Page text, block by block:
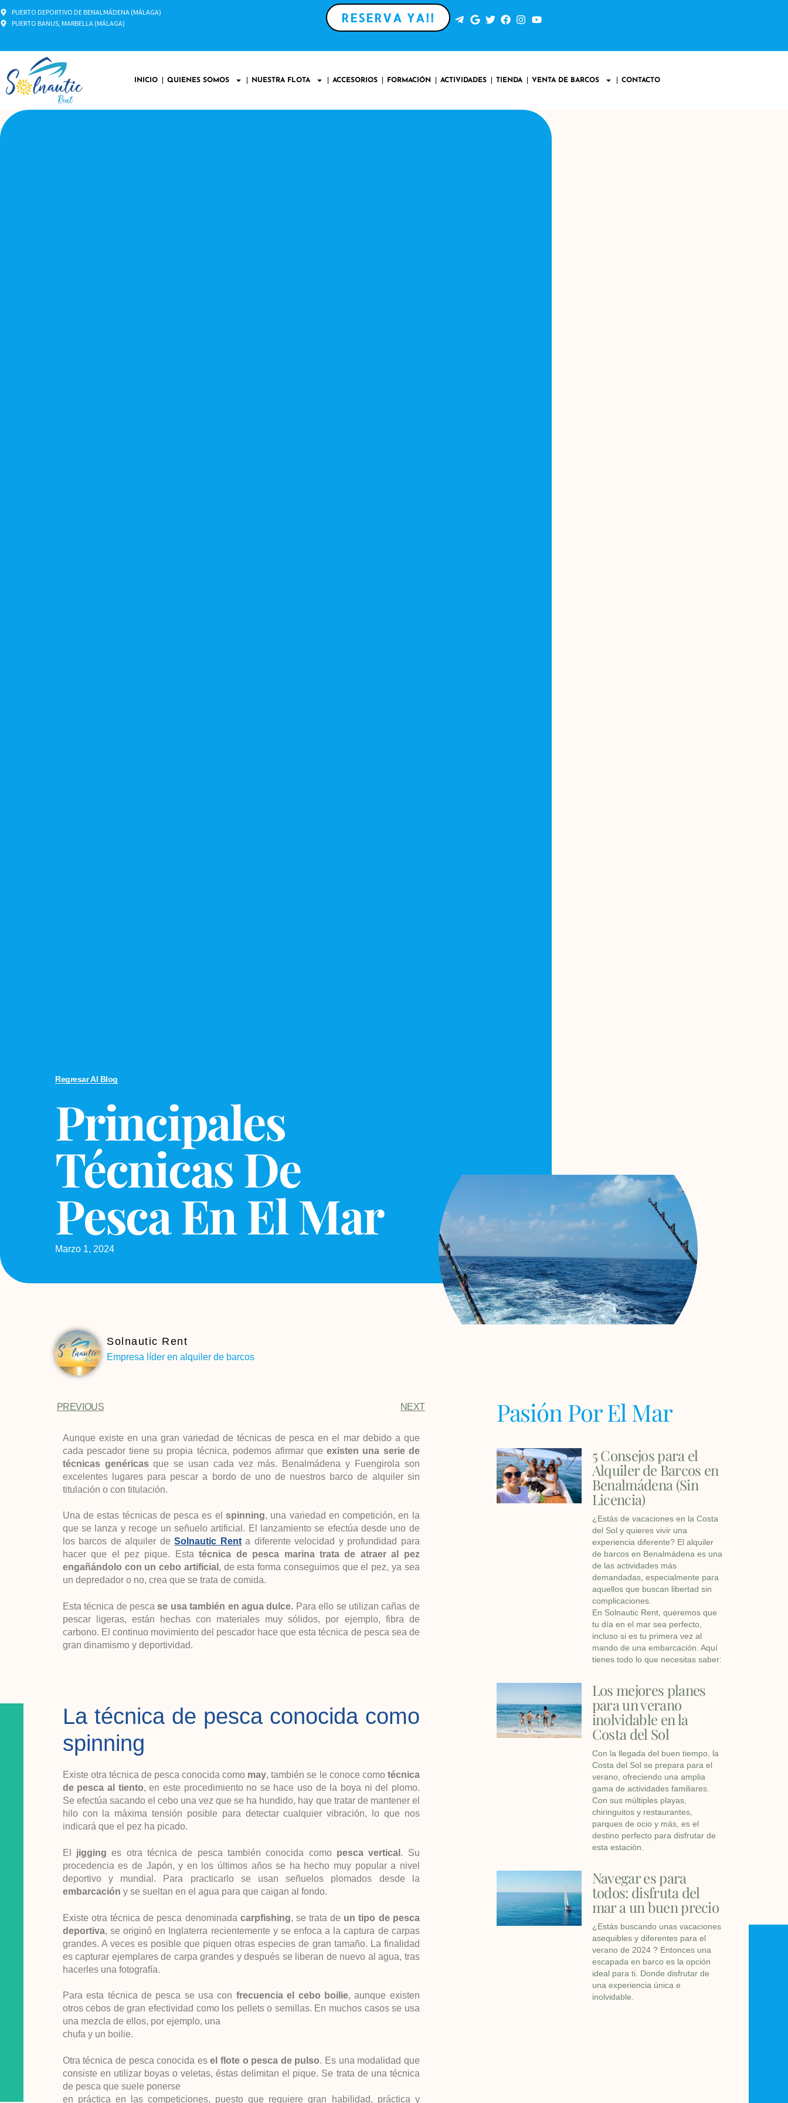
PUERTO DEPORTIVO DE BENALMÁDENA (MÁLAGA)
PUERTO BANUS, MARBELLA (MÁLAGA)
RESERVA YA!!
INICIO QUIENES SOMOS NUESTRA FLOTA ACCESORIOS FORMACIÓN ACTIVIDADES TIENDA VENTA DE BARCOS CONTACTO
Regresar Al Blog
Principales
Técnicas De
Pesca En El Mar
Marzo 1, 2024
Solnautic Rent
Empresa líder en alquiler de barcos
PREVIOUS NEXT
Aunque existe en una gran variedad de técnicas de pesca en el mar debido a que
cada pescador tiene su propia técnica, podemos afirmar que existen una serie de
técnicas genéricasque se usan cada vez más. Benalmádena y Fuengirola son
excelentes lugares para pescar a bordo de uno de nuestros barco de alquiler sin
titulación o con titulación.
Una de estas técnicas de pesca es elspinning, una variedad en competición, en la
que se lanza y recoge un señuelo artificial. El lanzamiento se efectúa desde uno de
los barcos de alquiler deSolnautic Renta diferente velocidad y profundidad para
hacer que el pez pique. Estatécnica de pesca marina trata de atraer al pez
engañándolo con un cebo artificial , de esta forma conseguimos que el pez, ya sea
un depredador o no, crea que se trata de comida.
Esta técnica de pesca se usa también en agua dulce. Para ello se utilizan cañas de
pescar ligeras, están hechas con materiales muy sólidos, por ejemplo, fibra de
carbono. El continuo movimiento del pescador hace que esta técnica de pesca sea de
gran dinamismo y deportividad.
La técnica de pesca conocida como
spinning
Existe otra técnica de pesca conocida como may, también se le conoce comotécnica
de pesca al tiento, en este procedimiento no se hace uso de la boya ni del plomo.
Se efectúa sacando el cebo una vez que se ha hundido, hay que tratar de mantener el
hilo con la máxima tensión posible para detectar cualquier vibración, lo que nos
indicará que el pez ha picado.
El jigging es otra técnica de pesca también conocida como pesca vertical . Su
procedencia es de Japón, y en los últimos años se ha hecho muy popular a nivel
deportivo y mundial. Para practicarlo se usan señuelos plomados desde la
embarcación y se sueltan en el agua para que caigan al fondo.
Existe otra técnica de pesca denominada carpfishing, se trata de un tipo de pesca
deportiva, se originó en Inglaterra recientemente y se enfoca a la captura de carpas
grandes. A veces es posible que piquen otras especies de gran tamaño. La finalidad
es capturar ejemplares de carpa grandes y después se liberan de nuevo al agua, tras
hacerles una fotografía.
Para esta técnica de pesca se usa con frecuencia el cebo boilie, aunque existen
otros cebos de gran efectividad como los pellets o semillas. En muchos casos se usa
una mezcla de ellos, por ejemplo, una
chufa y un boilie.
Otra técnica de pesca conocida esel flote o pesca de pulso. Es una modalidad que
consiste en utilizar boyas o veletas, éstas delimitan el pique. Se trata de una técnica
de pesca que suele ponerse
en práctica en las competiciones, puesto que requiere gran habilidad, práctica y
Pasión Por El Mar
5 Consejos para el
Alquiler de Barcos en
Benalmádena (Sin
Licencia)
¿Estás de vacaciones en la Costa
del Sol y quieres vivir una
experiencia diferente? El alquiler
de barcos en Benalmádena es una
de las actividades más
demandadas, especialmente para
aquellos que buscan libertad sin
complicaciones.
En Solnautic Rent, queremos que
tu día en el mar sea perfecto,
incluso si es tu primera vez al
mando de una embarcación. Aquí
tienes todo lo que necesitas saber:
Los mejores planes
para un verano
inolvidable en la
Costa del Sol
Con la llegada del buen tiempo, la
Costa del Sol se prepara para el
verano, ofreciendo una amplia
gama de actividades familiares.
Con sus múltiples playas,
chiringuitos y restaurantes,
parques de ocio y más, es el
destino perfecto para disfrutar de
esta estación.
Navegar es para
todos: disfruta del
mar a un buen precio
¿Estás buscando unas vacaciones
asequibles y diferentes para el
verano de 2024 ? Entonces una
escapada en barco es la opción
ideal para ti. Donde disfrutar de
una experiencia única e
inolvidable.